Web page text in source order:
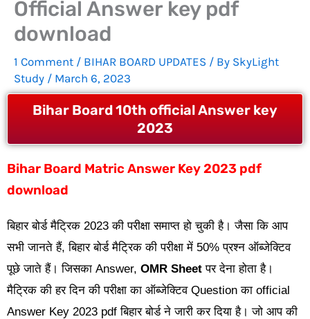
Official Answer key pdf
download
1 Comment / BIHAR BOARD UPDATES / By SkyLight
Study / March 6, 2023
Bihar Board 10th official Answer key
2023
Bihar Board Matric Answer Key 2023 pdf
download
बिहार बोर्ड मैट्रिक 2023 की परीक्षा समाप्त हो चुकी है। जैसा कि आप
सभी जानते हैं, बिहार बोर्ड मैट्रिक की परीक्षा में 50% प्रश्न ऑब्जेक्टिव
पूछे जाते हैं। जिसका Answer, OMR Sheet पर देना होता है।
मैट्रिक की हर दिन की परीक्षा का ऑब्जेक्टिव Question का official
Answer Key 2023 pdf बिहार बोर्ड ने जारी कर दिया है। जो आप की